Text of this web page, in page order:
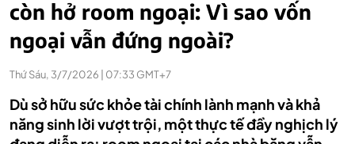
còn hở room ngoại: Vì sao vốn
ngoại vẫn đứng ngoài?
Thứ Sáu, 3/7/2026 | 07:33 GMT+7
Dù sở hữu sức khỏe tài chính lành mạnh và khả
năng sinh lời vượt trội, một thực tế đầy nghịch lý